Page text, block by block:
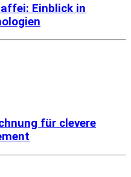
Einblick in
für clevere